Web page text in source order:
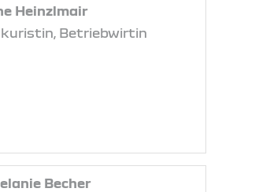
Heinzlmair
Betriebwirtin
Becher